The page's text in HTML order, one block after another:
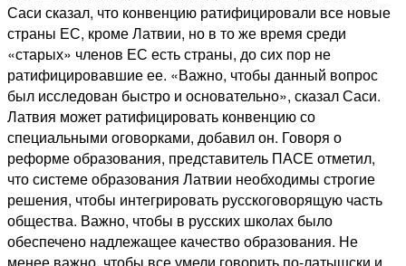
Саси сказал, что конвенцию ратифицировали все новые
страны ЕС, кроме Латвии, но в то же время среди
«старых» членов ЕС есть страны, до сих пор не
ратифицировавшие ее. «Важно, чтобы данный вопрос
был исследован быстро и основательно», сказал Саси.
Латвия может ратифицировать конвенцию со
специальными оговорками, добавил он. Говоря о
реформе образования, представитель ПАСЕ отметил,
что системе образования Латвии необходимы строгие
решения, чтобы интегрировать русскоговорящую часть
общества. Важно, чтобы в русских школах было
обеспечено надлежащее качество образования. Не
менее важно, чтобы все умели говорить по-латышски и